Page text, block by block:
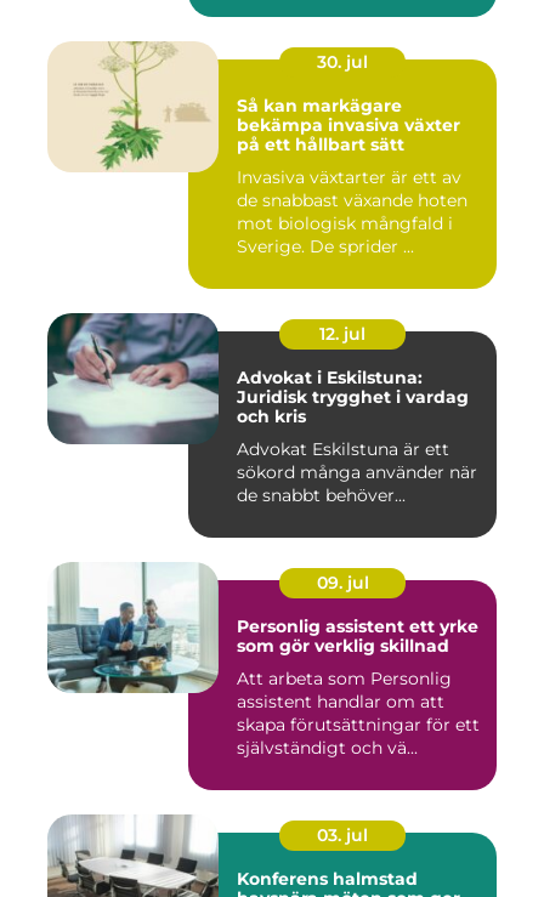
30. jul
Så kan markägare
bekämpa invasiva växter
på ett hållbart sätt
Invasiva växtarter är ett av
de snabbast växande hoten
mot biologisk mångfald i
Sverige. De sprider ...
12. jul
Advokat i Eskilstuna:
Juridisk trygghet i vardag
och kris
Advokat Eskilstuna är ett
sökord många använder när
de snabbt behöver...
09. jul
Personlig assistent ett yrke
som gör verklig skillnad
Att arbeta som Personlig
assistent handlar om att
skapa förutsättningar för ett
självständigt och vä...
03. jul
Konferens halmstad